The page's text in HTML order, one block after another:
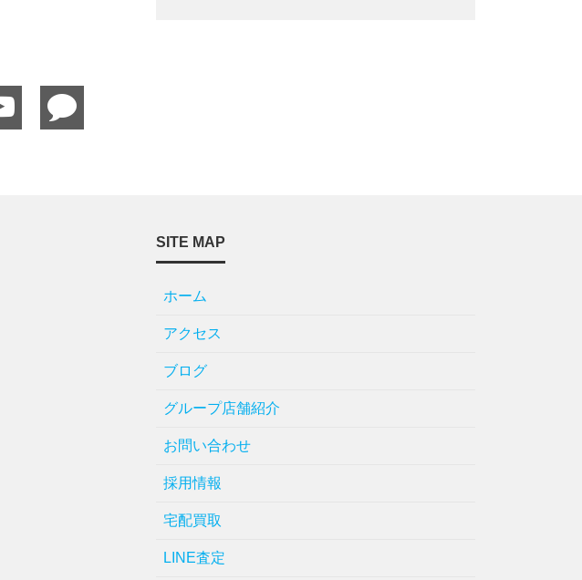
SITE MAP
ホーム
アクセス
ブログ
グループ店舗紹介
お問い合わせ
採用情報
宅配買取
LINE査定